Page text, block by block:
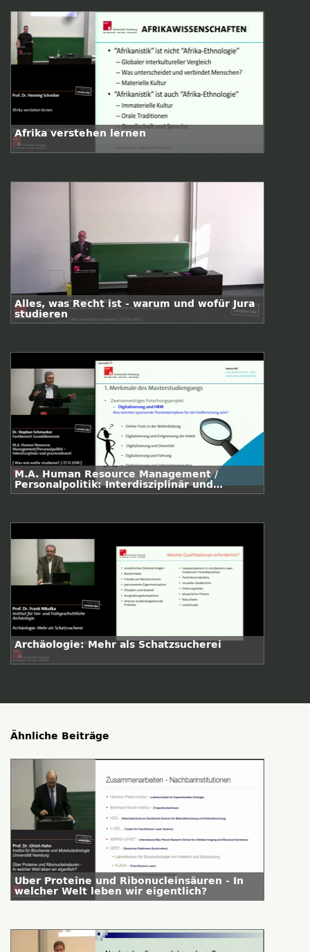
Afrika verstehen lernen
Alles, was Recht ist - warum und wofür Jura
studieren
M.A. Human Resource Management /
Personalpolitik: Interdisziplinär und
praxisrelevant
Archäologie: Mehr als Schatzsucherei
Ähnliche Beiträge
Über Proteine und Ribonucleinsäuren - In
welcher Welt leben wir eigentlich?